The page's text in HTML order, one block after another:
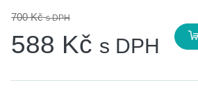
700 Kčs DPH
588 Kč s DPH